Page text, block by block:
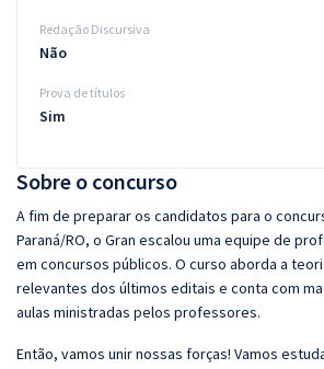
Sobre o concurso
A fim de preparar os candidatos para o
Paraná/RO, o Gran escalou uma equipe de
em concursos públicos. O curso aborda a
relevantes dos últimos editais e conta com
aulas ministradas pelos professores.
Então, vamos unir nossas forças! Vamos
Redação Discursiva
Não
Prova de títulos
Sim